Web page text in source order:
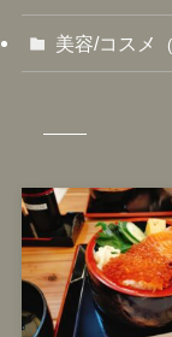
(2)
(4)
美容/コスメ